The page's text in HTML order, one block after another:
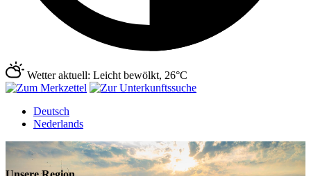
Wetter aktuell: Leicht bewölkt, 26°C
Deutsch
Nederlands